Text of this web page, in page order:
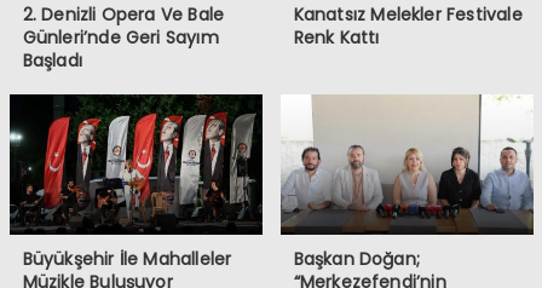
2. Denizli Opera Ve Bale
Günleri’nde Geri Sayım
Başladı
Kanatsız Melekler Festivale
Renk Kattı
Büyükşehir İle Mahalleler
Müzikle Buluşuyor
Başkan Doğan;
“Merkezefendi’nin